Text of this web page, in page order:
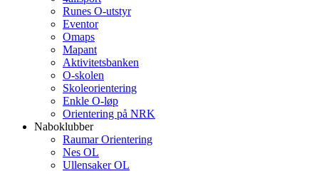
Runes O-utstyr
Eventor
Omaps
Mapant
Aktivitetsbanken
O-skolen
Skoleorientering
Enkle O-løp
Orientering på NRK
Naboklubber
Raumar Orientering
Nes OL
Ullensaker OL